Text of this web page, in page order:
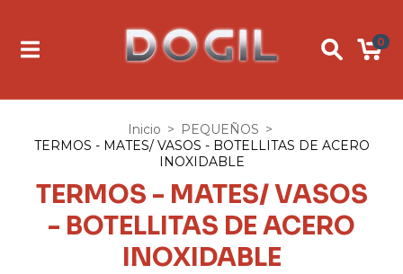
0
Inicio > PEQUEÑOS >
TERMOS - MATES/ VASOS - BOTELLITAS DE ACERO
INOXIDABLE
TERMOS - MATES/ VASOS
- BOTELLITAS DE ACERO
INOXIDABLE